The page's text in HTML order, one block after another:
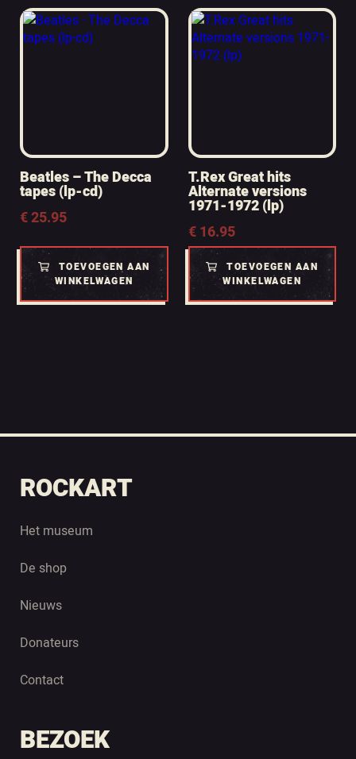
Beatles – The Decca
tapes (lp-cd)
€25.95
TOEVOEGEN AAN
WINKELWAGEN
T.Rex Great hits
Alternate versions
1971-1972 (lp)
€16.95
TOEVOEGEN AAN
WINKELWAGEN
ROCKART
Het museum
De shop
Nieuws
Donateurs
Contact
BEZOEK